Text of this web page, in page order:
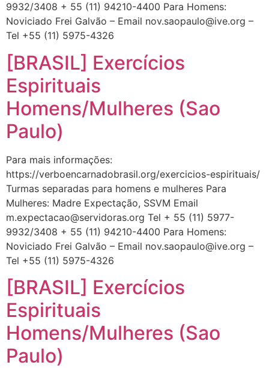
9932/3408 + 55 (11) 94210-4400 Para Homens:
Noviciado Frei Galvão – Email nov.saopaulo@ive.org –
Tel +55 (11) 5975-4326
[BRASIL] Exercícios
Espirituais
Homens/Mulheres (Sao
Paulo)
Para mais informações:
https://verboencarnadobrasil.org/exercicios-espirituais/
Turmas separadas para homens e mulheres Para
Mulheres: Madre Expectação, SSVM Email
m.expectacao@servidoras.org Tel + 55 (11) 5977-
9932/3408 + 55 (11) 94210-4400 Para Homens:
Noviciado Frei Galvão – Email nov.saopaulo@ive.org –
Tel +55 (11) 5975-4326
[BRASIL] Exercícios
Espirituais
Homens/Mulheres (Sao
Paulo)